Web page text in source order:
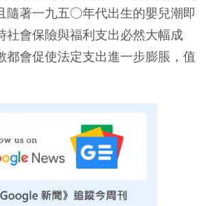
隨著一九五○年代出生的嬰兒潮即
社會保險與福利支出必然大幅成
都會促使法定支出進一步膨脹，值